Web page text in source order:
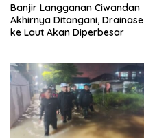
Banjir Langganan Ciwandan
Akhirnya Ditangani, Drainase
ke Laut Akan Diperbesar